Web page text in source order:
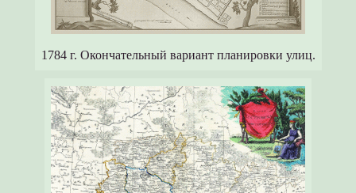
1784 г. Окончательный вариант планировки улиц.